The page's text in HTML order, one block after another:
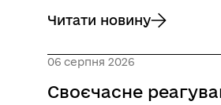
Читати новину
до Захист дітей в
06 серпня 2026
Своєчасне